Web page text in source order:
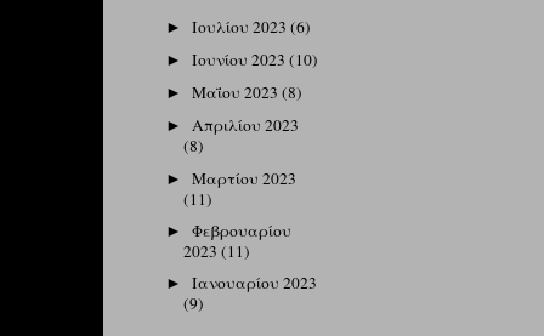
►Ιουλίου 2023(6)
►Ιουνίου 2023(10)
►Μαΐου 2023(8)
►Απριλίου 2023
(8)
►Μαρτίου 2023
(11)
►Φεβρουαρίου
2023(11)
►Ιανουαρίου 2023
(9)